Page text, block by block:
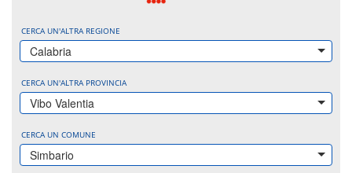
CERCA UN'ALTRA REGIONE
Calabria
CERCA UN'ALTRA PROVINCIA
Vibo Valentia
CERCA UN COMUNE
Simbario